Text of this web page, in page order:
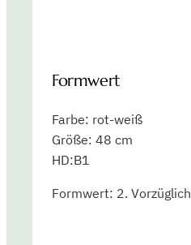
Formwert
Farbe: rot-weiß
Größe: 48 cm
HD:B1
Formwert: 2. Vorzüglich